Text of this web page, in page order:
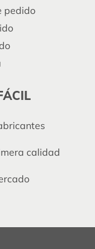
pedido
calidad